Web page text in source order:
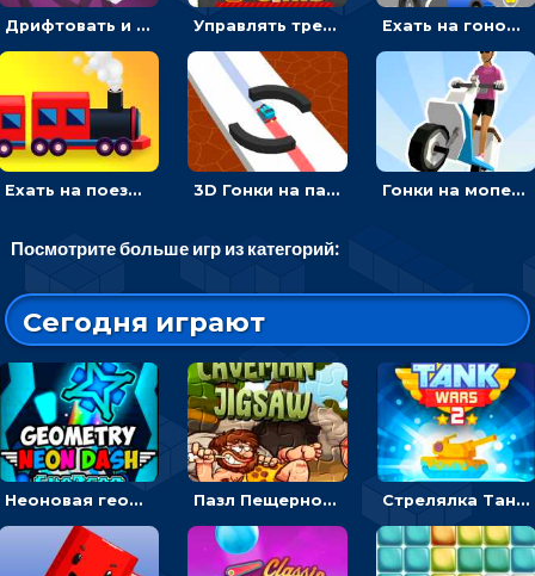
Дрифтовать и парковаться на городской трассе - гонки Управлять тремя машинками в разных рядах на трассе - гонки Ехать на гоночной машине, чтобы обходить преграды и собирать звезды - для мальчиков
Ехать на поезде, через препятствия и собирать пассажиров - для мальчиков 3D Гонки на паровозике: ехать по линии или обходить преграды Гонки на мопеде с курьером: менять полосы движения, чтобы собирать деньги
Посмотрите больше игр из категорий:
Сегодня играют
Неоновая геометрия: прыгай через препятствия и собирай шары Пазл Пещерного человека: сложи фрагменты и получи картинку Стрелялка Танковые войны: бить по танку врага, чтобы уничтожить зло